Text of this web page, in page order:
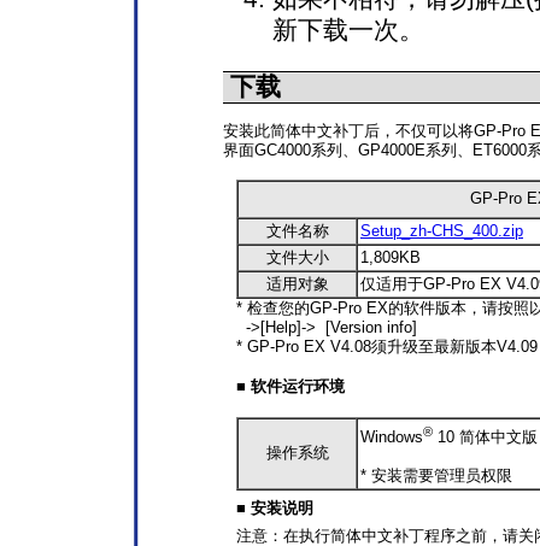
新下载一次。
下载
安装此简体中文补丁后，不仅可以将GP-Pro
界面GC4000系列、GP4000E系列、ET6000
GP-Pro
文件名称
Setup_zh-CHS_400.zip
文件大小
1,809KB
适用对象
仅适用于GP-Pro EX
* 检查您的GP-Pro EX的软件版本，请按
->[Help]-> [Version info]
* GP-Pro EX V4.08须升级至最新版本
■ 软件运行环境
操作系统
Windows® 10 简体中文
* 安装需要管理员权限
■ 安装说明
注意：在执行简体中文补丁程序之前，请